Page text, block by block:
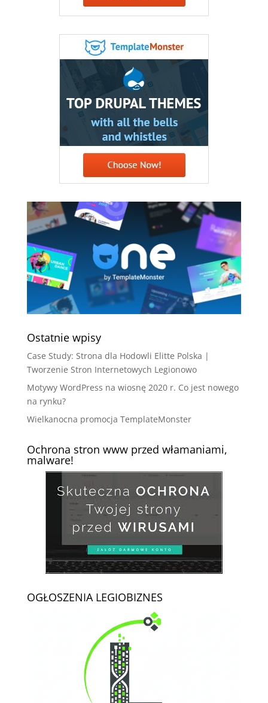
Ostatnie wpisy
Case Study: Strona dla Hodowli Elitte Polska |
Tworzenie Stron Internetowych Legionowo
Motywy WordPress na wiosnę 2020 r. Co jest nowego
na rynku?
Wielkanocna promocja TemplateMonster
Ochrona stron www przed włamaniami,
malware!
OGŁOSZENIA LEGIOBIZNES